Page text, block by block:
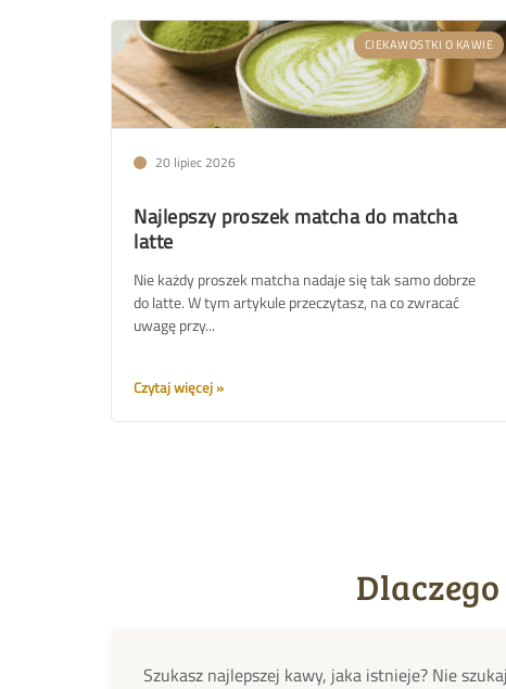
CIEKAWOSTKI O KAWIE
20 lipiec 2026
Najlepszy proszek matcha do matcha
latte
Nie każdy proszek matcha nadaje się tak samo dobrze
do latte. W tym artykule przeczytasz, na co zwracać
uwagę przy...
Czytaj więcej
Szukasz najlepszej kawy, jaka istnieje? Nie